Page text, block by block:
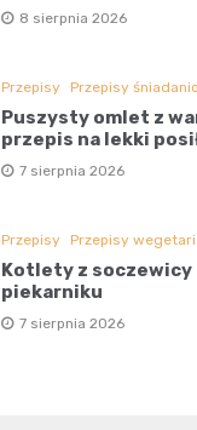
8 sierpnia 2026
Przepisy Przepisy
Puszysty omlet z
przepis na lekki
7 sierpnia 2026
Przepisy Przepisy
Kotlety z soczewicy
piekarniku
7 sierpnia 2026